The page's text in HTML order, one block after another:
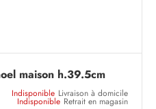
maison h.39.5cm
Indisponible Livraison à domicile
Indisponible Retrait en magasin